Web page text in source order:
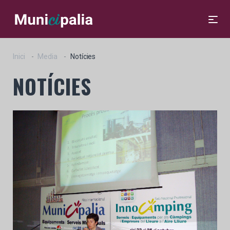
Inici Media Notícies
NOTÍCIES